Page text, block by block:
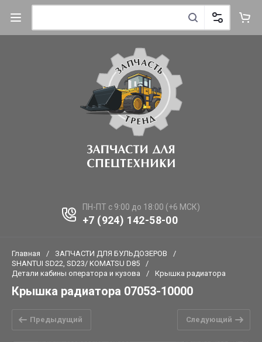
ПН-ПТ с 9:00 до 18:00 (+6 МСК)
+7 (924) 142-58-00
Главная / ЗАПЧАСТИ ДЛЯ БУЛЬДОЗЕРОВ
/
SHANTUI SD22, SD23/ KOMATSU D85
/
Детали кабины оператора и кузова
/ Крышка радиатора
Крышка радиатора 07053-10000
Предыдущий Следующий